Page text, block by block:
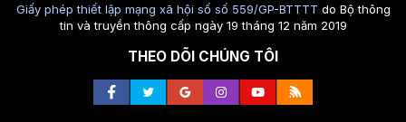
Giấy phép thiết lập mạng xã hội số số 559/GP-BTTTT do Bộ thông
tin và truyền thông cấp ngày 19 tháng 12 năm 2019
THEO DÕI CHÚNG TÔI